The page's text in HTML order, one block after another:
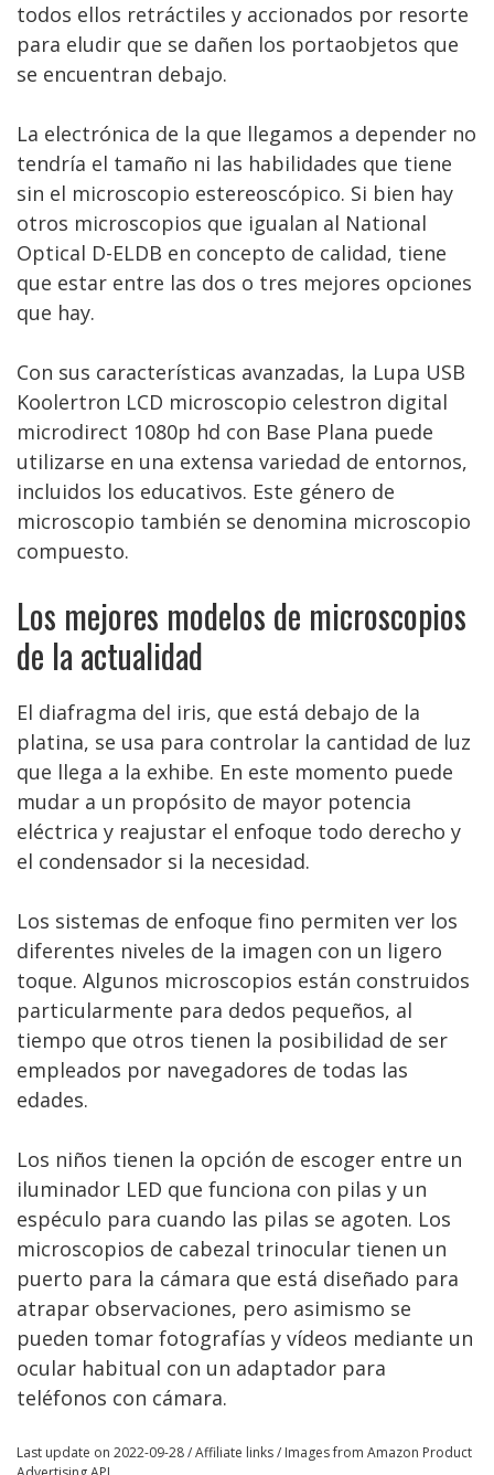
todos ellos retráctiles y accionados por resorte
para eludir que se dañen los portaobjetos que
se encuentran debajo.
La electrónica de la que llegamos a depender no
tendría el tamaño ni las habilidades que tiene
sin el microscopio estereoscópico. Si bien hay
otros microscopios que igualan al National
Optical D-ELDB en concepto de calidad, tiene
que estar entre las dos o tres mejores opciones
que hay.
Con sus características avanzadas, la Lupa USB
Koolertron LCD microscopio celestron digital
microdirect 1080p hd con Base Plana puede
utilizarse en una extensa variedad de entornos,
incluidos los educativos. Este género de
microscopio también se denomina microscopio
compuesto.
Los mejores modelos de microscopios
de la actualidad
El diafragma del iris, que está debajo de la
platina, se usa para controlar la cantidad de luz
que llega a la exhibe. En este momento puede
mudar a un propósito de mayor potencia
eléctrica y reajustar el enfoque todo derecho y
el condensador si la necesidad.
Los sistemas de enfoque fino permiten ver los
diferentes niveles de la imagen con un ligero
toque. Algunos microscopios están construidos
particularmente para dedos pequeños, al
tiempo que otros tienen la posibilidad de ser
empleados por navegadores de todas las
edades.
Los niños tienen la opción de escoger entre un
iluminador LED que funciona con pilas y un
espéculo para cuando las pilas se agoten. Los
microscopios de cabezal trinocular tienen un
puerto para la cámara que está diseñado para
atrapar observaciones, pero asimismo se
pueden tomar fotografías y vídeos mediante un
ocular habitual con un adaptador para
teléfonos con cámara.
Last update on 2022-09-28 / Affiliate links / Images from Amazon Product